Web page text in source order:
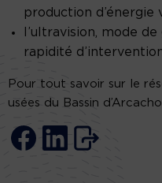
production d’énergie
l’ultravision, mode
rapidité
Pour tout savoir sur le
usées du Bassin